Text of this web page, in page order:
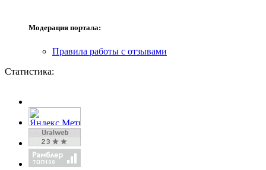
Модерация портала:
Правила работы с отзывами
Статистика: